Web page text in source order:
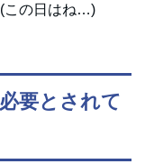
この日はね…)
要とされて